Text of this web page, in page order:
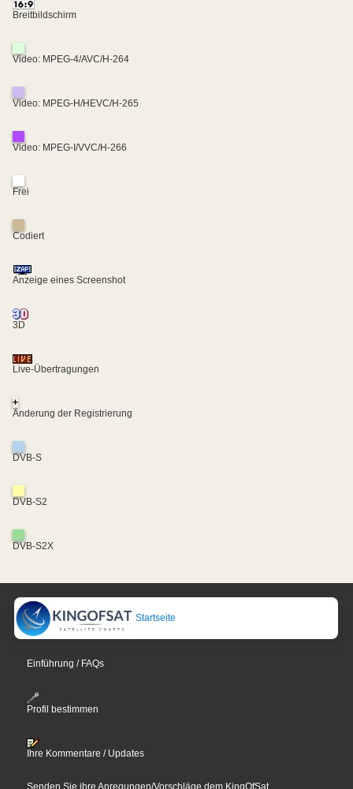
Breitbildschirm
Video: MPEG-4/AVC/H-264
Video: MPEG-H/HEVC/H-265
Video: MPEG-I/VVC/H-266
Frei
Codiert
Anzeige eines Screenshot
3D
Live-Übertragungen
+
Änderung der Registrierung
DVB-S
DVB-S2
DVB-S2X
Startseite
Einführung / FAQs
Profil bestimmen
Ihre Kommentare / Updates
Senden Sie ihre Anregungen/Vorschläge dem KingOfSat